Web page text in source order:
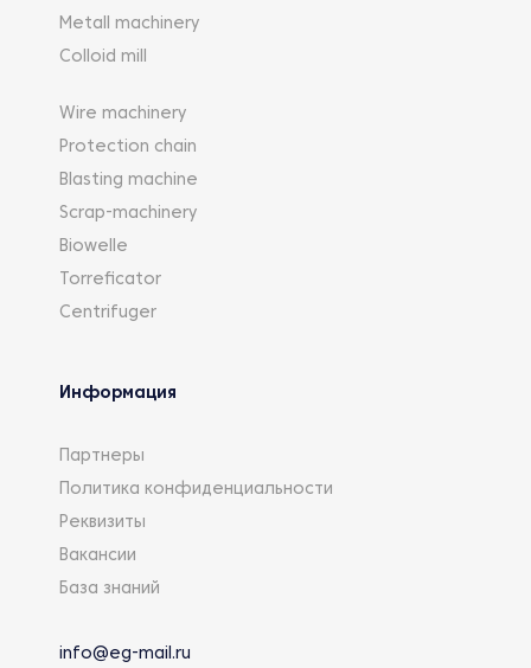
Metall machinery
Colloid mill
Wire machinery
Protection chain
Blasting machine
Scrap-machinery
Biowelle
Torreficator
Centrifuger
Информация
Партнеры
Политика конфиденциальности
Реквизиты
Вакансии
База знаний
info@eg-mail.ru